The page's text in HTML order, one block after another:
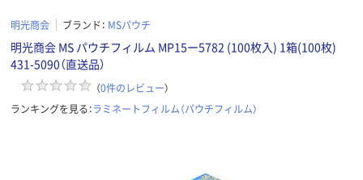
明光商会 ブランド： MSパウチ
明光商会 MS パウチフィルム MP15ー5782 (100枚入) 1箱(100枚)
431-5090（直送品）
（0件のレビュー）
ランキングを見る：ラミネートフィルム（パウチフィルム）